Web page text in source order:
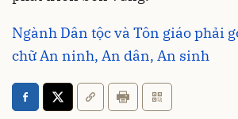
Ngành Dân tộc và Tôn giáo phải
chữ An ninh, An dân, An sinh